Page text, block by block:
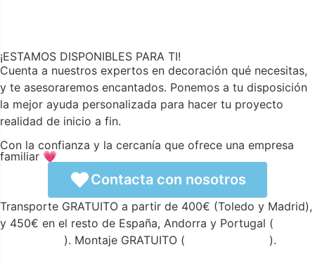
¡ESTAMOS DISPONIBLES PARA TI!
Cuenta a nuestros expertos en decoración qué necesitas,
y te asesoraremos encantados. Ponemos a tu disposición
la mejor ayuda personalizada para hacer tu proyecto
realidad de inicio a fin.
Con la confianza y la cercanía que ofrece una empresa
familiar 💗
Contacta con nosotros
Transporte GRATUITO a partir de 400€ (Toledo y Madrid),
y 450€ en el resto de España, Andorra y Portugal (
). Montaje GRATUITO ( ).